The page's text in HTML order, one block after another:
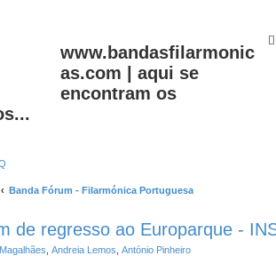
www.bandasfilarmonic
as.com | aqui se
encontram os
Banda Fórum - Filarmónica Portuguesa
de regresso ao Europarque -
Andreia Lemos António Pinheiro